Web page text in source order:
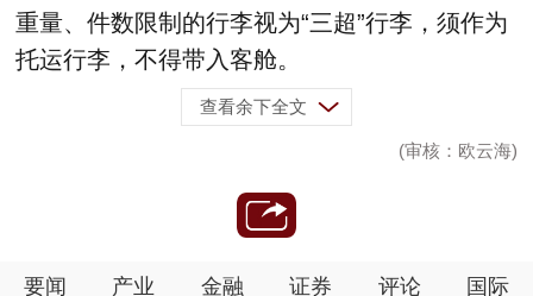
重量、件数限制的行李视为“三超”行李，须作为
托运行李，不得带入客舱。
查看余下全文
(审核：欧云海)
要闻 产业 金融 证券 评论 国际